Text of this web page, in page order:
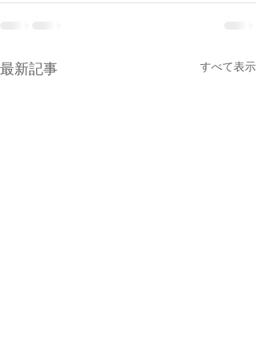
最新記事 すべて表示